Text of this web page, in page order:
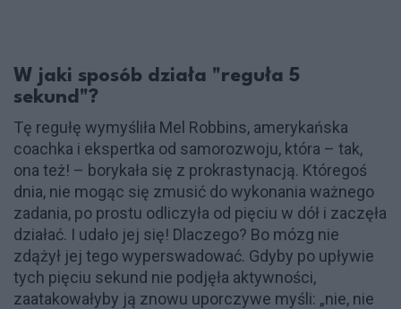
W jaki sposób działa "reguła 5
sekund"?
Tę regułę wymyśliła Mel Robbins, amerykańska
coachka i ekspertka od samorozwoju, która – tak,
ona też! – borykała się z prokrastynacją. Któregoś
dnia, nie mogąc się zmusić do wykonania ważnego
zadania, po prostu odliczyła od pięciu w dół i zaczęła
działać. I udało jej się! Dlaczego? Bo mózg nie
zdążył jej tego wyperswadować. Gdyby po upływie
tych pięciu sekund nie podjęła aktywności,
zaatakowałyby ją znowu uporczywe myśli: „nie, nie